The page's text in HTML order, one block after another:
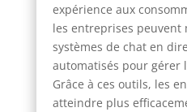
expérience aux
les entreprises peuvent
systèmes de chat en
automatisés pour gérer
Grâce à ces outils, les
atteindre plus